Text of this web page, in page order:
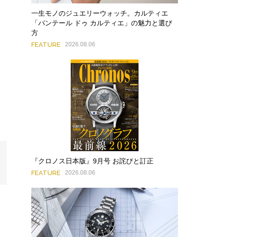
一生モノのジュエリーウォッチ。カルティエ
「パンテール ドゥ カルティエ」の魅力と選び
方
FEATURE 2026.08.06
『クロノス日本版』9月号 お詫びと訂正
FEATURE 2026.08.06